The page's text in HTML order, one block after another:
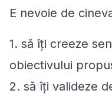
E nevoie de
1. să îţi creeze
obiectivului
2. să îţi valideze